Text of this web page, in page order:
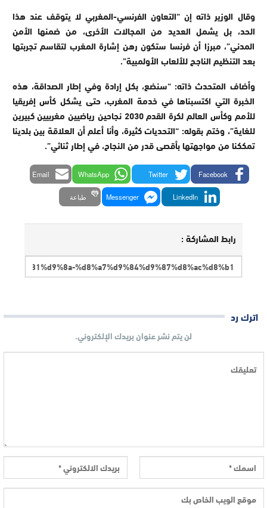
وقال الوزير ذاته إن “التعاون الفرنسي-المغربي لا يتوقف عند هذا
الحد، بل يشمل العديد من المجالات الأخرى، من ضمنها الأمن
المدني”، مبرزا أن فرنسا ستكون رهن إشارة المغرب لتقاسم تجربتها
بعد التنظيم الناجح للألعاب الأولمبية”.
وأضاف المتحدث ذاته: “سنضع، بكل إرادة وفي إطار الصداقة، هذه
الخبرة التي اكتسبناها في خدمة المغرب، حتى يشكل كأس إفريقيا
للأمم وكأس العالم لكرة القدم 2030 نجاحين رياضيين مغربيين كبيرين
للغاية”، وختم بقوله: “التحديات كثيرة، وأنا أعلم أن العلاقة بين بلدينا
تمككنا من مواجهتها بأقصى قدر من النجاح، في إطار ثنائي”.
Facebook
Twitter
WhatsApp
Email
LinkedIn
Messenger طباعة
رابط المشاركة :
اترك رد
لن يتم نشر عنوان بريدك الإلكتروني.